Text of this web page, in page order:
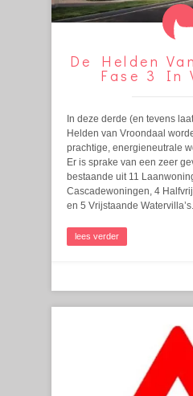
De Helden
Fase 3 In
In deze derde (en tevens
Helden van Vroondaal
prachtige, energieneutrale
Er is sprake van een zeer
bestaande uit 11
Cascadewoningen, 4
en 5 Vrijstaande Watervilla’s.
lees verder